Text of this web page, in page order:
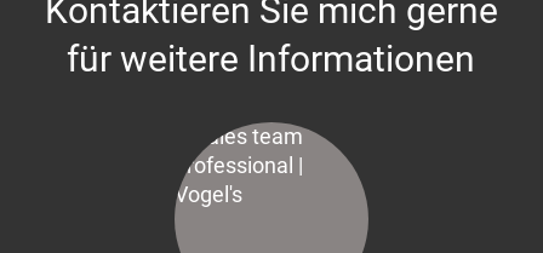
Kontaktieren Sie mich gerne
für weitere Informationen